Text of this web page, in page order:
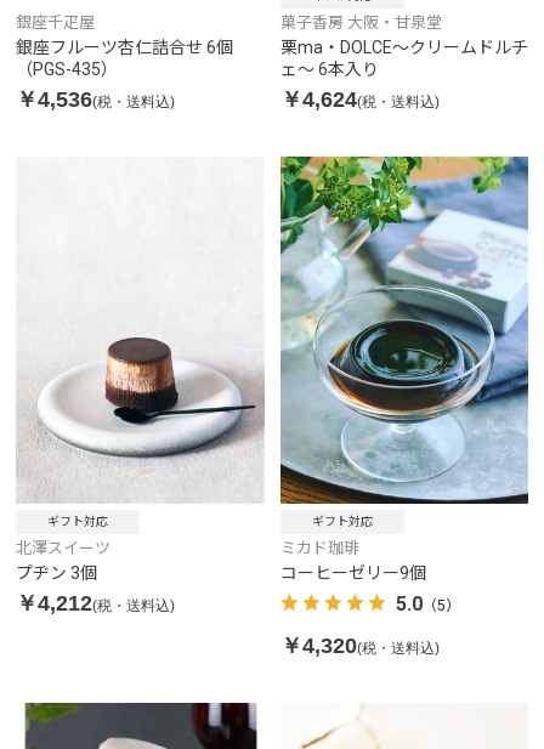
銀座千疋屋
銀座フルーツ杏仁詰合せ 6個
（PGS-435）
￥4,536(税・送料込)
菓子香房 大阪・甘泉堂
栗ma・DOLCE～クリームドルチ
ェ～ 6本入り
￥4,624(税・送料込)
ギフト対応
北澤スイーツ
プヂン 3個
￥4,212(税・送料込)
ギフト対応
ミカド珈琲
コーヒーゼリー9個
5.0（5）
￥4,320(税・送料込)